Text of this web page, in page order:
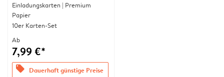
Einladungskarten | Premium
Papier
10er Karten-Set
Ab
7,99 €*
offers Dauerhaft günstige Preise